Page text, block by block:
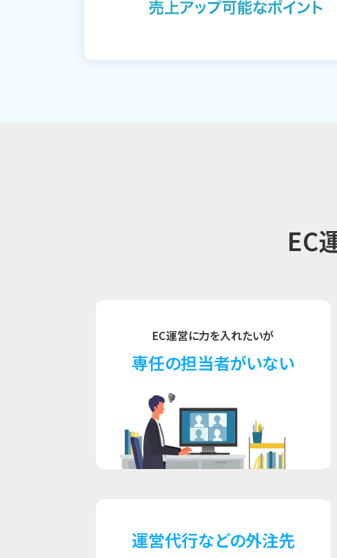
EC
EC運営に力を入れたいが
専任の担当者がいない
運営代行などの外注先